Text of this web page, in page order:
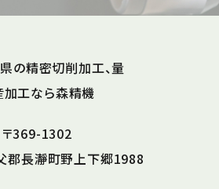
〒369-1302
郡長瀞町野上下郷1988